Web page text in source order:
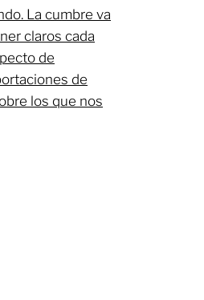
La cumbre va
claros cada
de
de
los que nos